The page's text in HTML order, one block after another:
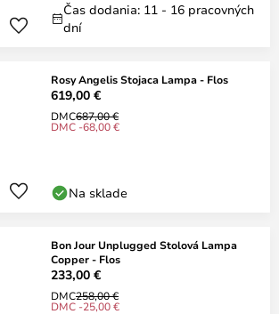
Čas dodania: 11 - 16 pracovných
dní
Rosy Angelis Stojaca Lampa - Flos
619,00 €
DMC687,00 €
DMC -68,00 €
Na sklade
Bon Jour Unplugged Stolová Lampa
Copper - Flos
233,00 €
DMC258,00 €
DMC -25,00 €